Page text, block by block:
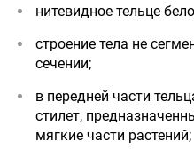
нитевидное тельце
строение тела не
сечении;
в передней части
стилет,
мягкие части растений;